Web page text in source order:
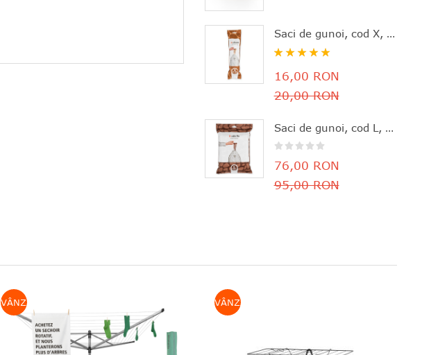
Saci de gunoi, cod X, 20 bucăţi, 10-12 l, Brabantia - 8710755116728
Rating:
16,00 RON
20,00 RON
Saci de gunoi, cod L, 40 bucăţi, 40-45 l, Brabantia - 8710755138645
76,00 RON
95,00 RON
VÂNZARE VÂNZARE